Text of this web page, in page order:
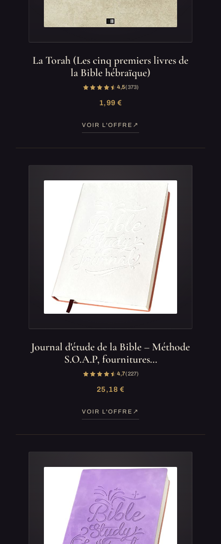
La Torah (Les cinq premiers livres de
la Bible hébraïque)
4,5(373)
1,99 €
VOIR L'OFFRE
Journal d'étude de la Bible – Méthode
S.O.A.P, fournitures…
4,7(227)
25,18 €
VOIR L'OFFRE